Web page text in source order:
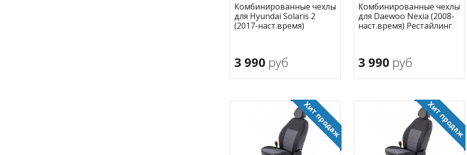
Комбинированные чехлы
для Hyundai Solaris 2
(2017-наст.время)
3 990 руб
Комбинированные чехлы
для Daewoo Nexia (2008-
наст.время) Рестайлинг
3 990 руб